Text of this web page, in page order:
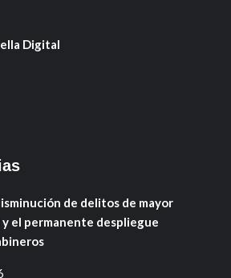
Digital
de delitos de mayor
el permanente despliegue